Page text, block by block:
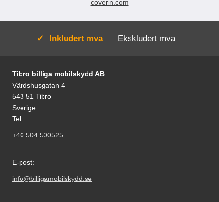
coverin.com
Aktiv:
Inkludert mva Ekskludert mva
Footer-innhold Blandet informasjon og
Tibro billiga mobilskydd AB
Värdshusgatan 4
543 51 Tibro
Sverige
Tel:
+46 504 500525
E-post:
info@billigamobilskydd.se